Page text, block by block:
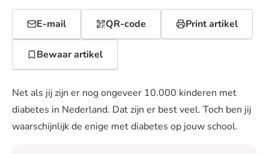
E-mail QR-code Print artikel
Bewaar artikel
Net als jij zijn er nog ongeveer 10.000 kinderen met
diabetes in Nederland. Dat zijn er best veel. Toch ben jij
waarschijnlijk de enige met diabetes op jouw school.